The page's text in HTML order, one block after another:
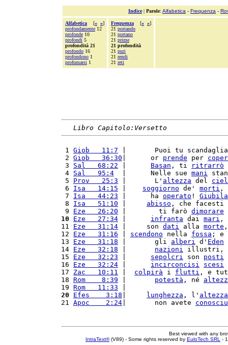
Indice| Parole: Alfabetica - Frequenza -
Alfabetica [« »]
profondamente 12
profonde 10
profondi 5
profondità 21
profondo 16
profondono 1
profumarsi 1
Frequenza [« »]
21 portando
21 portano
21 prime
21 profondità
21 puri
21 rendi
21 reti
Libro Capitolo:Versetto
1 Giob   11:7 |       Puoi tu
2 Giob   36:30 |      or prende per
3 Sal   68:22 Basan , ti ritrarrò
4 Sal   95:4
  |      Nelle sue
mani
5 Prov   25:3 |       L' altezza del
6 Isa   14:15 soggiorno de' morti ,
7 Isa   44:23 |      ha operato !
8 Isa   51:10 abisso , che
9 Eze   26:20 |        ti farò dimorare
10
Eze   27:34 infranta dai mari ,
11 Eze   31:14 |     son dati alla morte
12 Eze   31:16 scendono nella fossa ; e
13 Eze   31:18 |       gli alberi d' Eden
14 Eze   32:18 nazioni illustri,
15 Eze   32:23 sepolcri son posti
16 Eze   32:24 incirconcisi scesi
17 Zac   10:11 colpirà i flutti , e
18 Rom    8:39 potestà , né
19 Rom   11:33
20
Efes    3:18 lunghezza , l' altezza
21 Apoc    2:24 |       non avete
Best viewed with any
IntraText®(V89) - Some rights reserved by EuloTech SRL -